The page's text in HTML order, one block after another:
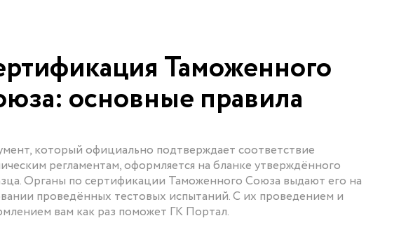
Таможенного
основные правила
который официально подтверждает соответствие
регламентам, оформляется на бланке утверждённого
Органы по сертификации Таможенного Союза выдают его на
проведённых тестовых испытаний. С их проведением и
вам как раз поможет ГК Портал.